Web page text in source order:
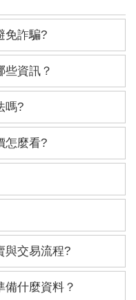
免詐騙?
些資訊？
嗎?
怎麼看?
與交易流程?
備什麼資料？